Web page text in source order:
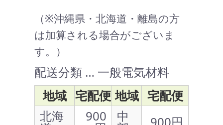
（※沖縄県・北海道・離島の方
は加算される場合がございま
す。）
配送分類 … 一般電気材料
地域 宅配便 地域 宅配便
北海
900 中